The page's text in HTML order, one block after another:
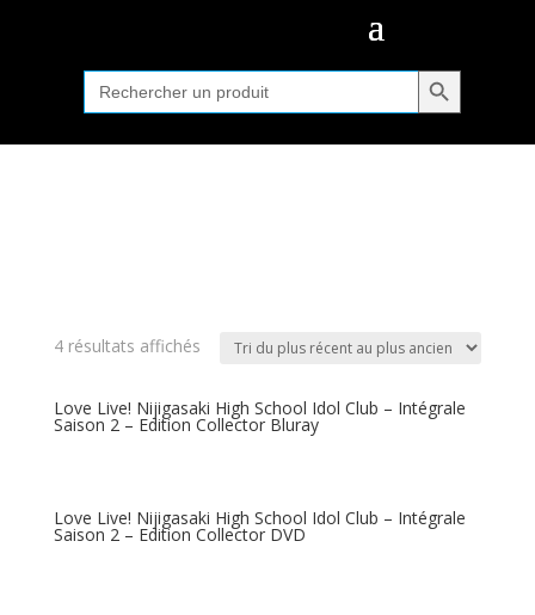
Search
for:
Search Button
4 résultats affichés
Love Live! Nijigasaki High School Idol Club – Intégrale
Saison 2 – Edition Collector Bluray
Love Live! Nijigasaki High School Idol Club – Intégrale
Saison 2 – Edition Collector DVD